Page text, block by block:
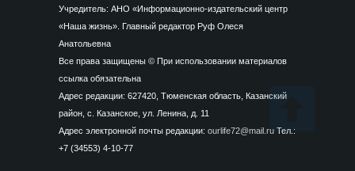
Учредитель: АНО «Информационно-издательский центр
«Наша жизнь». Главный редактор Руф Олеся
Анатольевна
Все права защищены © При использовании материалов
ссылка обязательна
Адрес редакции: 627420, Тюменская область, Казанский
район, с. Казанское, ул. Ленина, д. 11
Адрес электронной почты редакции: ourlife72@mail.ru Тел.:
+7 (34553) 4-10-77